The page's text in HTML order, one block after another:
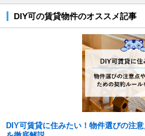
DIY可の賃貸物件のオススメ記事
DIY可賃貸に住みたい！物件選びの注